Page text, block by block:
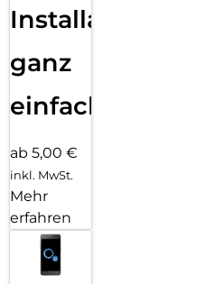
Installation
ganz
einfach
ab 5,00 €
inkl. MwSt.
Mehr
erfahren